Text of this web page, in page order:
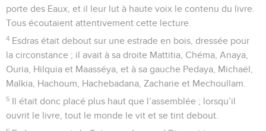
porte des Eaux, et il leur lut à haute voix le contenu du livre.
Tous écoutaient attentivement cette lecture.
4 Esdras était debout sur une estrade en bois, dressée pour
la circonstance ; il avait à sa droite Mattitia, Chéma, Anaya,
Ouria, Hilquia et Maasséya, et à sa gauche Pedaya, Michaël,
Malkia, Hachoum, Hachebadana, Zacharie et Mechoullam.
5 Il était donc placé plus haut que l’assemblée ; lorsqu’il
ouvrit le livre, tout le monde le vit et se tint debout.